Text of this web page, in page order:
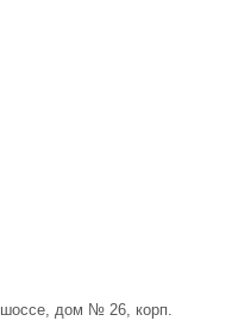
шоссе, дом № 26, корп.